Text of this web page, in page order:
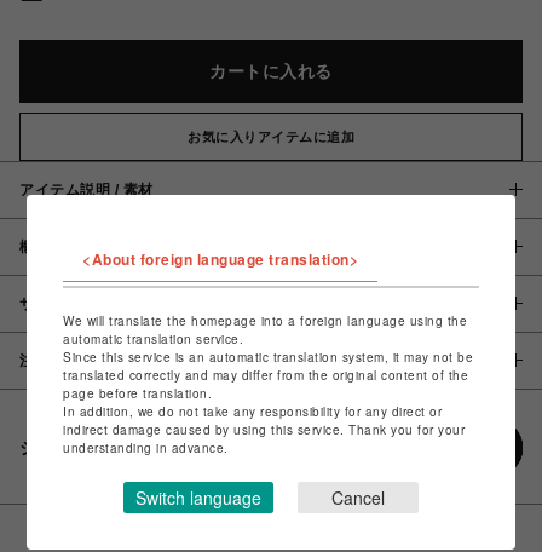
カートに入れる
お気に入りアイテムに追加
アイテム説明 / 素材
概要
サイズ
注意事項
シェアする
<About foreign language translation>
We will translate the homepage into a foreign language using the
automatic translation service.
Since this service is an automatic translation system, it may not be
translated correctly and may differ from the original content of the
page before translation.
In addition, we do not take any responsibility for any direct or
indirect damage caused by using this service. Thank you for your
understanding in advance.
Switch language Cancel